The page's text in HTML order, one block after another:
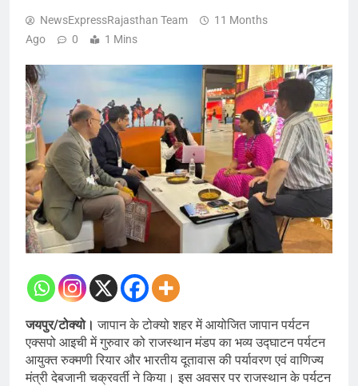
NewsExpressRajasthan Team
11 Months
Ago
0 1 Mins
जयपुर/टोक्यो।जापान के टोक्यो शहर में आयोजित जापान पर्यटन
एक्सपो आइची में गुरुवार को राजस्थान मंडप का भव्य उद्घाटन पर्यटन
आयुक्त रुक्मणी रियार और भारतीय दूतावास की पर्यावरण एवं वाणिज्य
मंत्री देबजानी चक्रवर्ती ने किया। इस अवसर पर राजस्थान के पर्यटन